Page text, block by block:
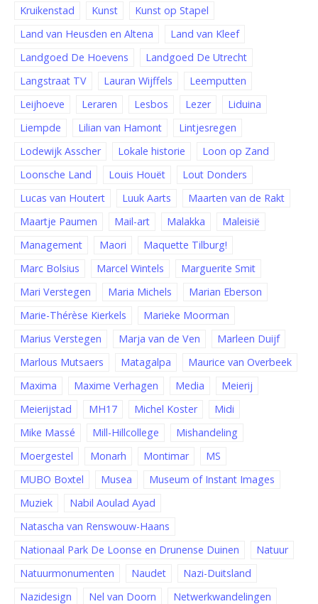
Kruikenstad Kunst
Kunst op Stapel
Land van Heusden en Altena
Land van Kleef
Landgoed De Hoevens
Landgoed De Utrecht
Langstraat TV
Lauran Wijffels
Leemputten
Leijhoeve
Leraren Lesbos Lezer
Liduina
Liempde
Lilian van Hamont
Lintjesregen
Lodewijk Asscher
Lokale historie
Loon op Zand
Loonsche Land
Louis Houët
Lout Donders
Lucas van Houtert
Luuk Aarts
Maarten van de Rakt
Maartje Paumen
Mail-art Malakka
Maleisië
Management
Maori
Maquette Tilburg!
Marc Bolsius
Marcel Wintels
Marguerite Smit
Mari Verstegen
Maria Michels
Marian Eberson
Marie-Thérèse Kierkels
Marieke Moorman
Marius Verstegen
Marja van de Ven
Marleen Duijf
Marlous Mutsaers
Matagalpa
Maurice van Overbeek
Maxima
Maxime Verhagen Media
Meierij
Meierijstad
MH17 Michel Koster
Midi
Mike Massé
Mill-Hillcollege
Mishandeling
Moergestel
Monarh Montimar
MS
MUBO Boxtel
Musea
Museum of Instant Images
Muziek
Nabil Aoulad Ayad
Natascha van Renswouw-Haans
Nationaal Park De Loonse en Drunense Duinen
Natuur
Natuurmonumenten
Naudet
Nazi-Duitsland
Nazidesign
Nel van Doorn
Netwerkwandelingen